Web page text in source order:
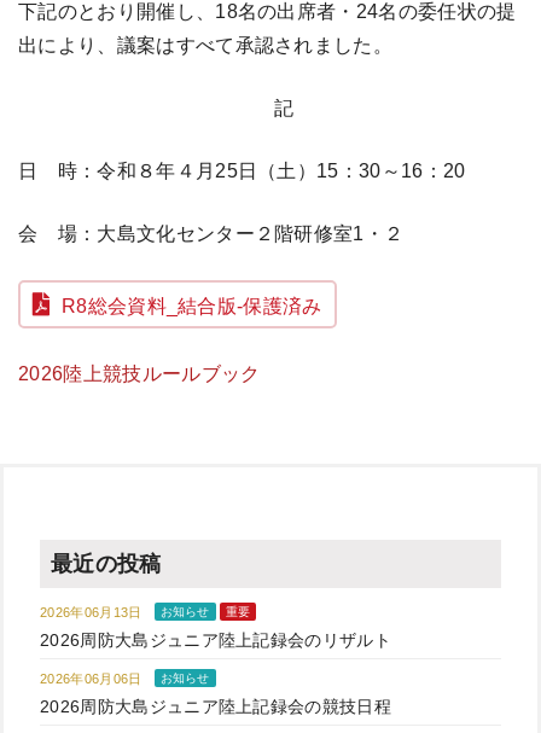
下記のとおり開催し、18名の出席者・24名の委任状の提
出により、議案はすべて承認されました。
記
日 時：令和８年４月25日（土）15：30～16：20
会 場：大島文化センター２階研修室1・２
R8総会資料_結合版-保護済み
2026陸上競技ルールブック
最近の投稿
2026年06月13日 お知らせ 重要
2026周防大島ジュニア陸上記録会のリザルト
2026年06月06日 お知らせ
2026周防大島ジュニア陸上記録会の競技日程